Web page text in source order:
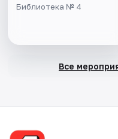
Библиотека № 4
Все